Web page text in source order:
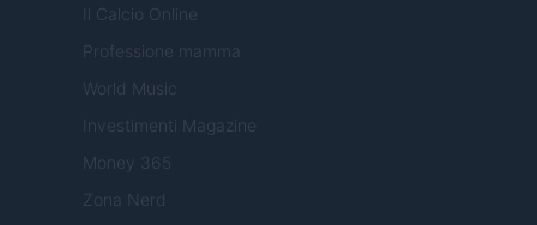
Il Calcio Online
Professione mamma
World Music
Investimenti Magazine
Money 365
Zona Nerd